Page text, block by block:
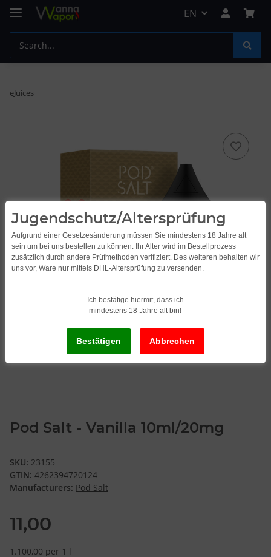
EN
eJuices
Pod Salt - Vanilla 10ml/20mg
SKU: 23155
GTIN: 4262394720124
Manufacturers: Pod Salt
11,00
1.100,00 per 1 l
Jugendschutz/Altersprüfung
Aufgrund einer Gesetzesänderung müssen Sie mindestens 18 Jahre alt
sein um bei uns bestellen zu können. Ihr Alter wird im Bestellprozess
zusätzlich durch andere Prüfmethoden verifiziert. Des weiteren behalten wir
uns vor, Ware nur mittels DHL-Altersprüfung zu versenden.
Ich bestätige hiermit, dass ich
mindestens 18 Jahre alt bin!